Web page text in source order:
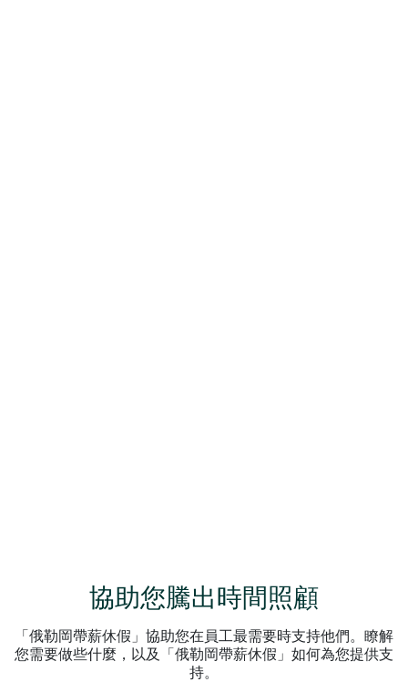
協助您騰出時間照顧
「俄勒岡帶薪休假」協助您在員工最需要時支持他們。瞭解
您需要做些什麼，以及「俄勒岡帶薪休假」如何為您提供支
持。